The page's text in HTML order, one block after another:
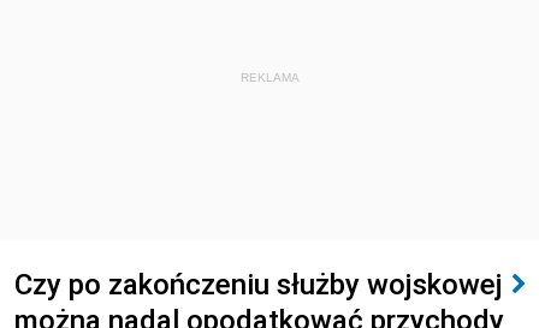
REKLAMA
Czy po zakończeniu służby wojskowej
można nadal opodatkować przychody